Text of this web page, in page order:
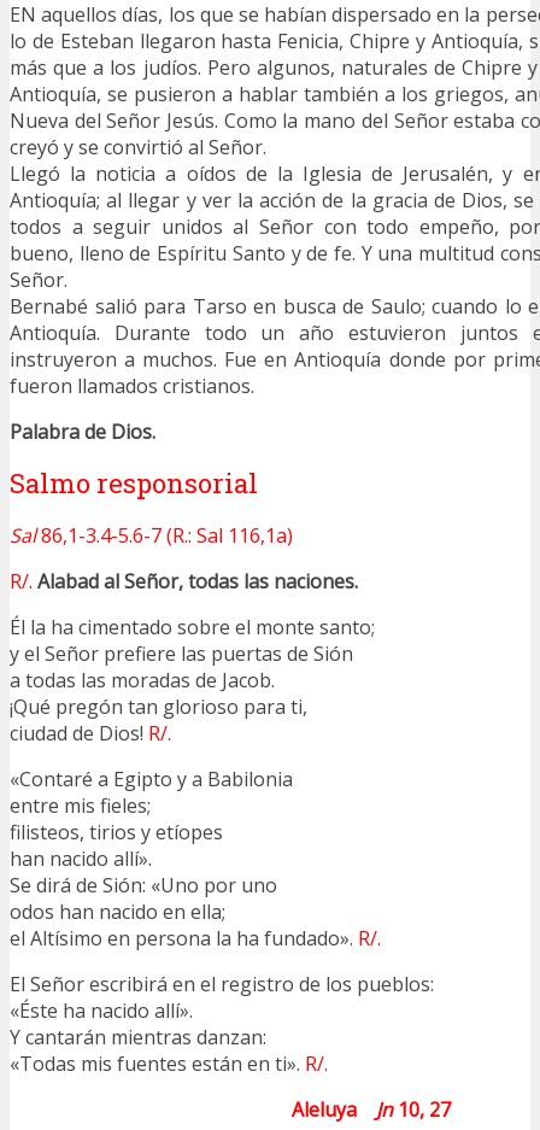
EN aquellos días, los que se habían dispersado en la
lo de Esteban llegaron hasta Fenicia, Chipre y Antioquía,
más que a los judíos. Pero algunos, naturales de Chipre
Antioquía, se pusieron a hablar también a los griegos,
Nueva del Señor Jesús. Como la mano del Señor estaba
creyó y se convirtió al Señor.
Llegó la noticia a oídos de la Iglesia de Jerusalén, y
Antioquía; al llegar y ver la acción de la gracia de Dios,
todos a seguir unidos al Señor con todo empeño,
bueno, lleno de Espíritu Santo y de fe. Y una multitud
Señor.
Bernabé salió para Tarso en busca de Saulo; cuando lo
Antioquía. Durante todo un año estuvieron juntos
instruyeron a muchos. Fue en Antioquía donde por
fueron llamados cristianos.
Palabra de Dios.
Salmo responsorial
Sal86,1-3.4-5.6-7 (R.: Sal 116,1a)
R/. Alabad al Señor, todas las naciones.
Él la ha cimentado sobre el monte santo;
y el Señor prefiere las puertas de Sión
a todas las moradas de Jacob.
¡Qué pregón tan glorioso para ti,
ciudad de Dios! R/.
«Contaré a Egipto y a Babilonia
entre mis fieles;
filisteos, tirios y etíopes
han nacido allí».
Se dirá de Sión: «Uno por uno
odos han nacido en ella;
el Altísimo en persona la ha fundado». R/.
El Señor escribirá en el registro de los pueblos:
«Éste ha nacido allí».
Y cantarán mientras danzan:
«Todas mis fuentes están en ti». R/.
Aleluya Jn10, 27